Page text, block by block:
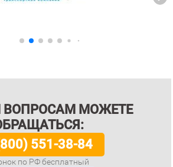
ВОПРОСАМ МОЖЕТЕ
551-38-84
по РФ бесплатный